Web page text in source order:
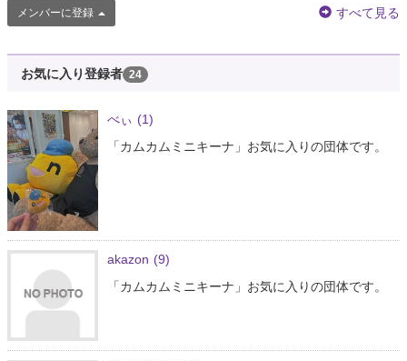
メンバーに登録 すべて見る
お気に入り登録者 24
べぃ (1)
「カムカムミニキーナ」お気に入りの団体です。
akazon (9)
「カムカムミニキーナ」お気に入りの団体です。